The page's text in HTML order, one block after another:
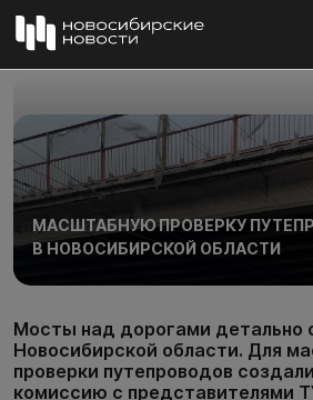
МАСШТАБНУЮ ПРОВЕРКУ
В НОВОСИБИРСКОЙ ОБЛАСТИ
Мосты над дорогами детально
Новосибирской области. Для
проверки путепроводов
комиссию с представителями